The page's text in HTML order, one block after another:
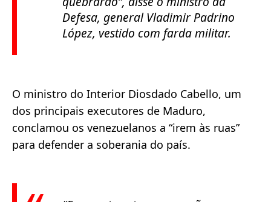
Defesa, general Vladimir Padrino
López, vestido com farda militar.
O ministro do Interior Diosdado Cabello, um
dos principais executores de Maduro,
conclamou os venezuelanos a “irem às ruas”
para defender a soberania do país.